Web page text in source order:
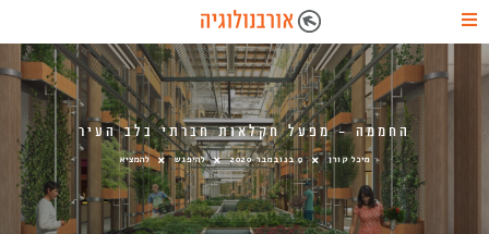
החממה – מפעל חקלאות חברתי בלב העיר
מיכל קורן 9 בנובמבר 2020 להיפגש להמציא